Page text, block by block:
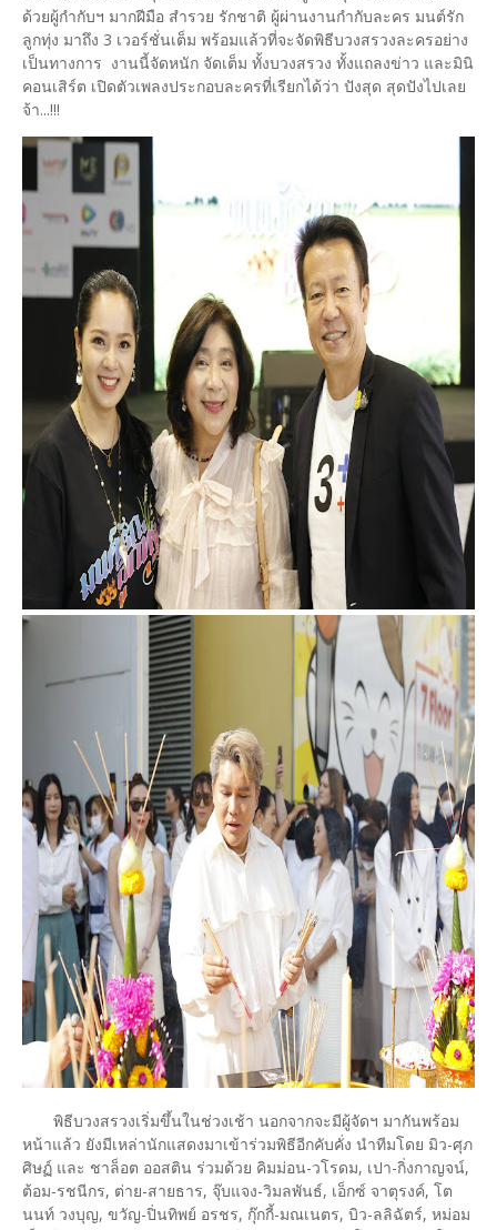
ด้วยผู้กำกับฯ มากฝีมือ สำรวย รักชาติ ผู้ผ่านงานกำกับละคร มนต์รัก
ลูกทุ่ง มาถึง 3 เวอร์ชั่นเต็ม พร้อมแล้วที่จะจัดพิธีบวงสรวงละครอย่าง
เป็นทางการ งานนี้จัดหนัก จัดเต็ม ทั้งบวงสรวง ทั้งแถลงข่าว และมินิ
คอนเสิร์ต เปิดตัวเพลงประกอบละครที่เรียกได้ว่า ปังสุด สุดปังไปเลย
จ้า...!!!
พิธีบวงสรวงเริ่มขึ้นในช่วงเช้า นอกจากจะมีผู้จัดฯ มากันพร้อม
หน้าแล้ว ยังมีเหล่านักแสดงมาเข้าร่วมพิธีอีกคับคั่ง นำทีมโดย มิว-ศุภ
ศิษฏ์ และ ชาล็อต ออสติน ร่วมด้วย คิมม่อน-วโรดม, เปา-กิ่งกาญจน์,
ต้อม-รชนีกร, ต่าย-สายธาร, จุ๊บแจง-วิมลพันธ์, เอ็กซ์ จาตุรงค์, โต
นนท์ วงบุญ, ขวัญ-ปิ่นทิพย์ อรชร, กุ๊กกี้-มณเนตร, บิว-ลลิฉัตร์, หม่อม